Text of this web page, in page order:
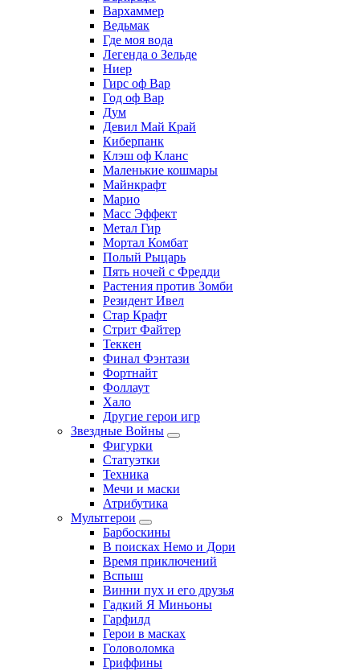
Вархаммер
Ведьмак
Где моя вода
Легенда о Зельде
Ниер
Гирс оф Вар
Год оф Вар
Дум
Девил Май Край
Киберпанк
Клэш оф Кланс
Маленькие кошмары
Майнкрафт
Марио
Масс Эффект
Метал Гир
Мортал Комбат
Полый Рыцарь
Пять ночей с Фредди
Растения против Зомби
Резидент Ивел
Стар Крафт
Стрит Файтер
Теккен
Финал Фэнтази
Фортнайт
Фоллаут
Хало
Другие герои игр
Звездные Войны
Фигурки
Статуэтки
Техника
Мечи и маски
Атрибутика
Мультгерои
Барбоскины
В поисках Немо и Дори
Время приключений
Вспыш
Винни пух и его друзья
Гадкий Я Миньоны
Гарфилд
Герои в масках
Головоломка
Гриффины